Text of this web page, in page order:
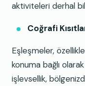
aktiviteleri derhal
Coğrafi
Eşleşmeler,
konuma bağlı olarak
işlevsellik,